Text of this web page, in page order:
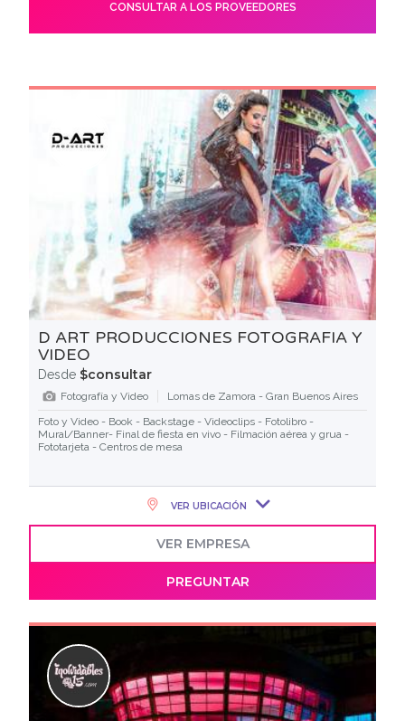
CONSULTAR A LOS PROVEEDORES
D ART PRODUCCIONES FOTOGRAFIA Y
VIDEO
Desde $consultar
Fotografía y Video
Lomas de Zamora - Gran Buenos Aires
Foto y Video - Book - Backstage - Videoclips - Fotolibro -
Mural/Banner- Final de fiesta en vivo - Filmación aérea y grua -
Fototarjeta - Centros de mesa
VER UBICACIÓN
VER EMPRESA
PREGUNTAR